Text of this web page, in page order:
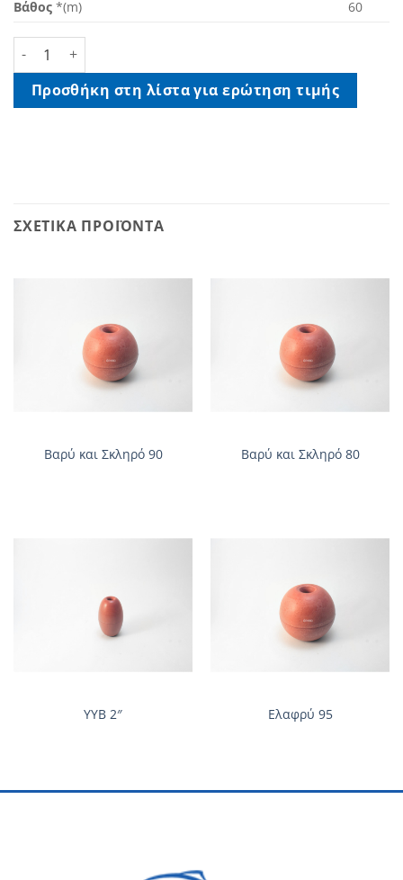
Βάθος *(m) 60
Ελαφρύ 85 ποσότητα
Προσθήκη στη λίστα για ερώτηση τιμής
ΣΧΕΤΙΚΆ ΠΡΟΪΌΝΤΑ
Βαρύ και Σκληρό 90 Βαρύ και Σκληρό 80
ΥΥΒ 2″ Ελαφρύ 95